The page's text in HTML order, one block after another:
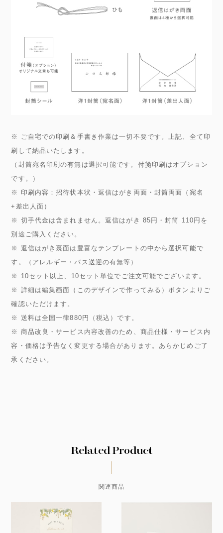
※ ご自宅での印刷＆手書き作業は一切不要です。上記、全て印
刷して納品いたします。
（封筒宛名印刷の有無は選択可能です。付箋印刷はオプション
です。）
※ 印刷内容：招待状本状・返信はがき両面・封筒両面（宛名
+差出人面）
※ 切手代金は含まれません。返信はがき 85円・封筒 110円を
別途ご購入ください。
※ 返信はがき裏面は豊富なテンプレートの中から選択可能で
す。（アレルギー・バス送迎の有無等）
※ 10セット以上、10セット単位でご注文可能でございます。
※ 詳細は編集画面（このデザインで作ってみる）ボタンよりご
確認いただけます。
※ 送料は全国一律880円（税込）です。
※ 商品改良・サービス内容改善のため、商品仕様・サービス内
容・価格は予告なく変更する場合があります。あらかじめご了
承ください。
Related Product
関連商品